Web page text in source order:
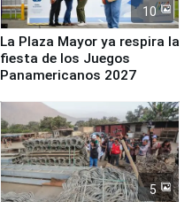
10
La Plaza Mayor ya respira la
fiesta de los Juegos
Panamericanos 2027
5